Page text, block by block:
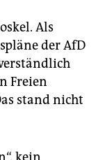
Als
der AfD
Freien
stand nicht